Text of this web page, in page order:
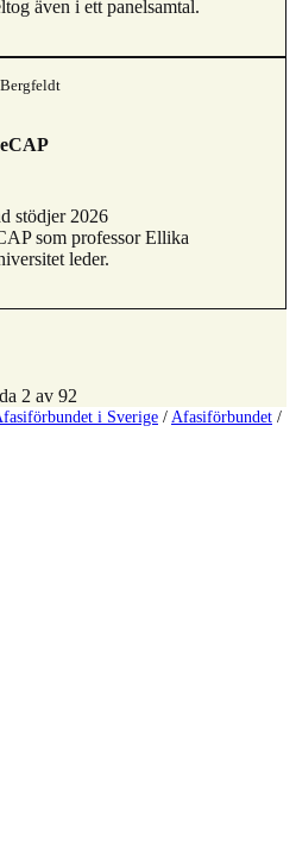
även i ett panelsamtal.
stödjer 2026
som professor Ellika
leder.
av:
i Sverige / Afasiförbundet /